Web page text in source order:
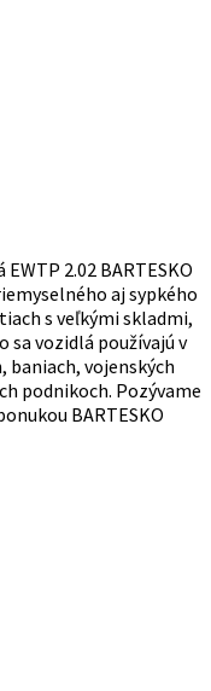
2.02 BARTESKO
aj sypkého
s veľkými skladmi,
vozidlá používajú v
baniach, vojenských
podnikoch. Pozývame
BARTESKO